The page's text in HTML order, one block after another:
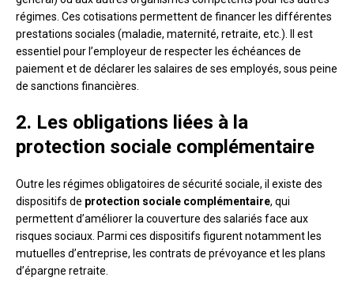
régimes. Ces cotisations permettent de financer les différentes
prestations sociales (maladie, maternité, retraite, etc.). Il est
essentiel pour l’employeur de respecter les échéances de
paiement et de déclarer les salaires de ses employés, sous peine
de sanctions financières.
2. Les obligations liées à la
protection sociale complémentaire
Outre les régimes obligatoires de sécurité sociale, il existe des
dispositifs de protection sociale complémentaire, qui
permettent d’améliorer la couverture des salariés face aux
risques sociaux. Parmi ces dispositifs figurent notamment les
mutuelles d’entreprise, les contrats de prévoyance et les plans
d’épargne retraite.